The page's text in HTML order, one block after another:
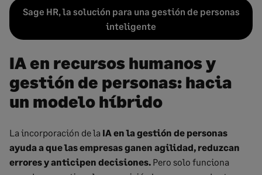
Sage HR, la solución para una gestión de personas
inteligente
IA en recursos humanos y
gestión de personas: hacia
un modelo híbrido
La incorporación de la IA en la gestión de personas
ayuda a que las empresas ganen agilidad, reduzcan
errores y anticipen decisiones. Pero solo funciona